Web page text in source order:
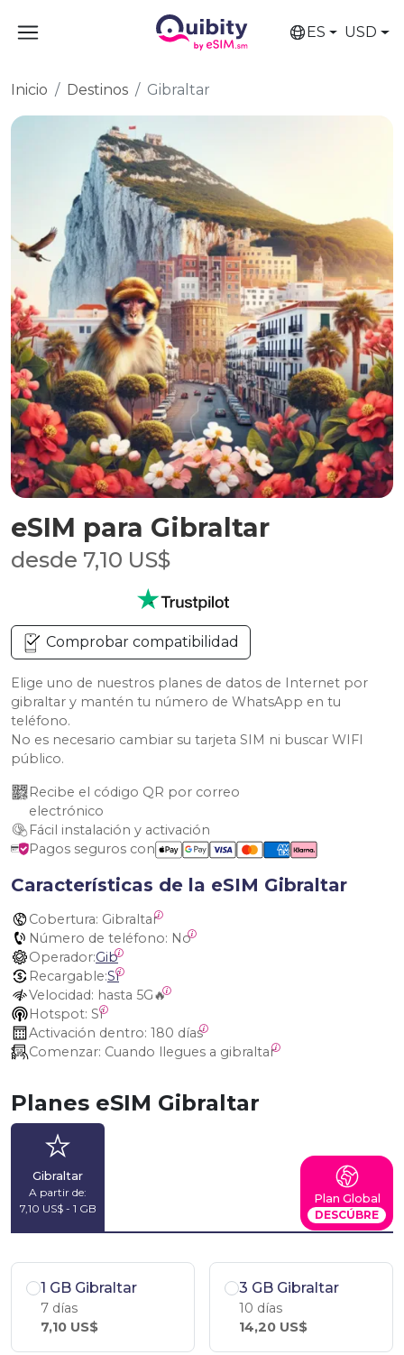
ES USD
Inicio Destinos Gibraltar
eSIM para Gibraltar
desde 7,10 US$
Comprobar compatibilidad
Elige uno de nuestros planes de datos de Internet por
gibraltar y mantén tu número de WhatsApp en tu
teléfono.
No es necesario cambiar su tarjeta SIM ni buscar WIFI
público.
Recibe el código QR por correo
electrónico
Fácil instalación y activación
Pagos seguros con
Características de la eSIM Gibraltar
Cobertura: Gibraltar
Número de teléfono: No
Operador:Gib
Recargable:Sí
Velocidad: hasta 5G🔥
Hotspot: Sí
Activación dentro: 180 días
Comenzar: Cuando llegues a gibraltar
Planes eSIM Gibraltar
Gibraltar
A partir de:
7,10 US$ - 1 GB
Plan Global
DESCÚBRE
1 GB Gibraltar
7 días
7,10 US$
3 GB Gibraltar
10 días
14,20 US$